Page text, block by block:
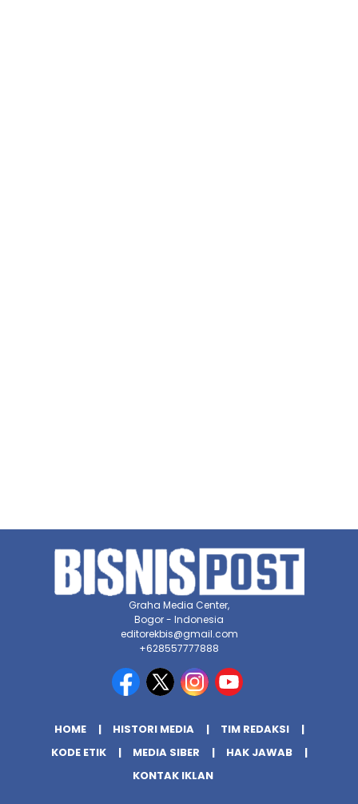
Graha Media Center,
Bogor - Indonesia
editorekbis@gmail.com
+628557777888
HOME HISTORI MEDIA
TIM REDAKSI
KODE ETIK
MEDIA SIBER
HAK JAWAB
KONTAK IKLAN